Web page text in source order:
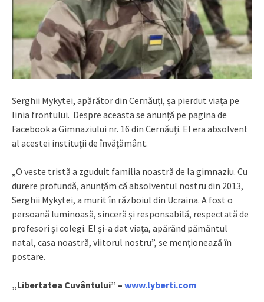
Serghii Mykytei, apărător din Cernăuți, șa pierdut viața pe
linia frontului. Despre aceasta se anunță pe pagina de
Facebook a Gimnaziului nr. 16 din Cernăuți. El era absolvent
al acestei instituții de învățământ.
„O veste tristă a zguduit familia noastră de la gimnaziu. Cu
durere profundă, anunțăm că absolventul nostru din 2013,
Serghii Mykytei, a murit în războiul din Ucraina. A fost o
persoană luminoasă, sinceră și responsabilă, respectată de
profesori și colegi. El și-a dat viața, apărând pământul
natal, casa noastră, viitorul nostru”, se menționează în
postare.
„Libertatea Cuvântului” – www.lyberti.com